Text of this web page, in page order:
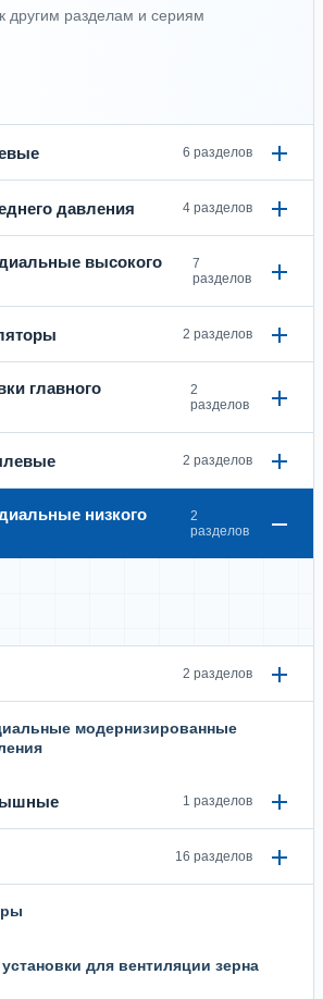
другим разделам и сериям
6 разделов
давления 4 разделов
высокого
7
разделов
2 разделов
главного
2
разделов
2 разделов
низкого
2
разделов
2 разделов
модернизированные
1 разделов
16 разделов
для вентиляции зерна